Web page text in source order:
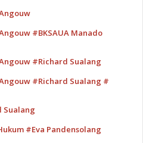
#BKSAUA Manado
#Richard Sualang
#Richard Sualang #
Sualang
#Eva Pandensolang